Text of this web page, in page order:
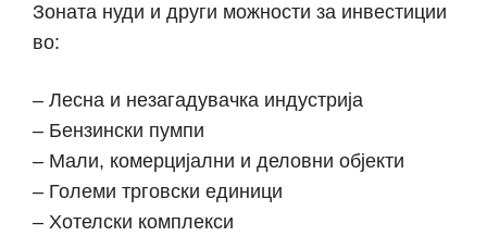
Зоната нуди и други можности за инвестиции
во:
– Лесна и незагадувачка индустрија
– Бензински пумпи
– Мали, комерцијални и деловни објекти
– Големи трговски единици
– Хотелски комплекси